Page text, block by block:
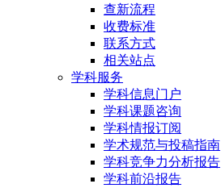
查新流程
收费标准
联系方式
相关站点
学科服务
学科信息门户
学科课题咨询
学科情报订阅
学术规范与投稿指南
学科竞争力分析报告
学科前沿报告